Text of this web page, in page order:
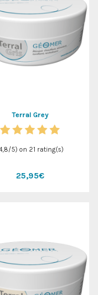
Terral Grey
/5) on 21 rating(s)
25,95€